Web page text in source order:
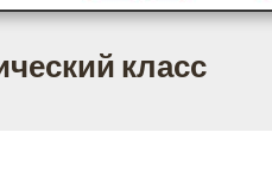
класс